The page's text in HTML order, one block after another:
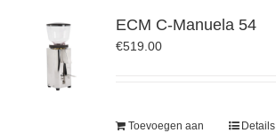
ECM C-Manuela 54
€519.00
Toevoegen aan
Details